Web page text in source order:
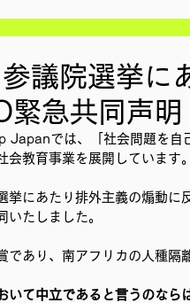
YouthCan
ケアプロジェクト 教材開
ョン ことばのたまり場
参議院選挙
緊急共同声明
Japanでは、「社会問題を自
会教育事業を展開していま
挙にあたり排外主義の煽動
いたしました。
であり、南アフリカの人種
いて中立であると言うのな